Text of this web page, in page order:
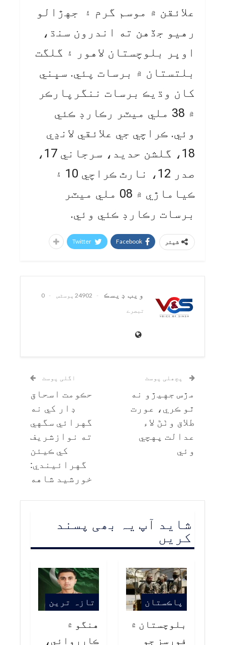
علائقن ۾ موسم گرم ۽ جهڙالو
رهيو جڏهن ته اندرون سنڌ،
اوڀر بلوچستان لاهور ۽ گلگت
بلتستان ۾ برسات پئي. سڀني
کان وڌيڪ برسات ننگرپارڪر
۾ 38 ملي ميٽر رڪارڊ ڪئي
وئي. ڪراچي جي علائقي لانڍي
18، گلشن حديد، سرجاني 17،
صدر 12، نارٿ ڪراچي 10 ۽
ڪياماڙي ۾ 08 ملي ميٽر
برسات رڪارڊ ڪئي وئي.
شیئر Facebook
Twitter
ويب ڊيسڪ 24902 پوسٹس
0
تبصرے
پچھلی پوسٹ
مڙس جهيڙو نه
ٿو ڪري، عورت
طلاق وٺڻ لاء
عدالت پهچي
وئي
اگلی پوسٹ
حڪومت اسحاق
ڊار کي نه
گهرائي سگهي
ته نوازشريف
کي ڪيئن
گهرائيندي:
خورشيد شاهه
شاید آپ یہ بھی پسند
کریں
پاڪستان
بلوچستان ۾
فورسز جو
تازہ ترین
هنگو ۾
ڪارروائي،